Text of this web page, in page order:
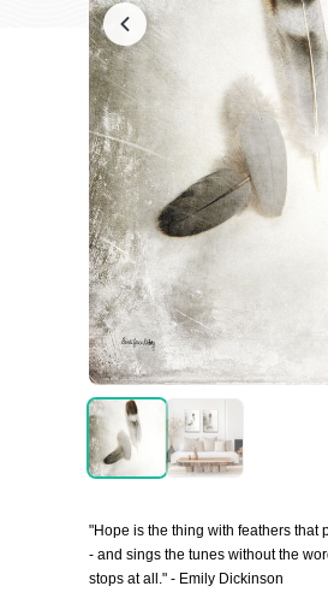
"Hope is the thing with feathers that
- and sings the tunes without the
stops at all." - Emily Dickinson